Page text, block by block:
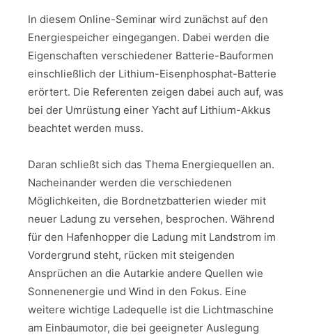
In diesem Online-Seminar wird zunächst auf den
Energiespeicher eingegangen. Dabei werden die
Eigenschaften verschiedener Batterie-Bauformen
einschließlich der Lithium-Eisenphosphat-Batterie
erörtert. Die Referenten zeigen dabei auch auf, was
bei der Umrüstung einer Yacht auf Lithium-Akkus
beachtet werden muss.
Daran schließt sich das Thema Energiequellen an.
Nacheinander werden die verschiedenen
Möglichkeiten, die Bordnetzbatterien wieder mit
neuer Ladung zu versehen, besprochen. Während
für den Hafenhopper die Ladung mit Landstrom im
Vordergrund steht, rücken mit steigenden
Ansprüchen an die Autarkie andere Quellen wie
Sonnenenergie und Wind in den Fokus. Eine
weitere wichtige Ladequelle ist die Lichtmaschine
am Einbaumotor, die bei geeigneter Auslegung